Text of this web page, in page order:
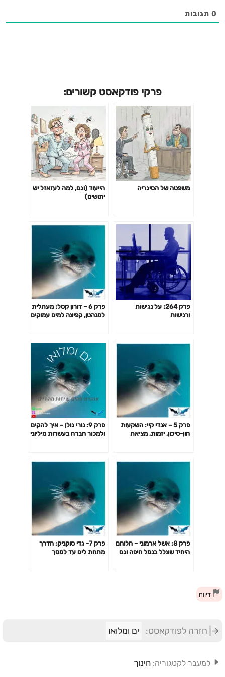
כרטיסים לחצו 👈
https://mailchi.mp/5aa4d462b78e/2020-
0 תגובות
פרקי פודקאסט קשורים:
משפטה של הסיגריה
הייעוד (וגם, למה לעזאזל יש
יתושים)
פרק 264: על נגישות
ורגישות
פרק 6 – דורון קסל: מעתלית
למנהטן, קפיצה למים עמוקים
פרק 5 – אנדי קיי: השקעות
הון-סיכון, יזמות, מציאת
פרק 9: נורי גולן – איך להקים
ולמכור חברה בעשרות מיליוני
פרק 8: אשל ארמוני – הלוחם
היחיד שצלל בנמל חיפה וגם
פרק 7- גדי סוקניק: הדרך
מתחת לים עד למסך
דיווח
חזרה לפודקאסט: ים ומלואו
למעבר לקטגוריה: חינוך